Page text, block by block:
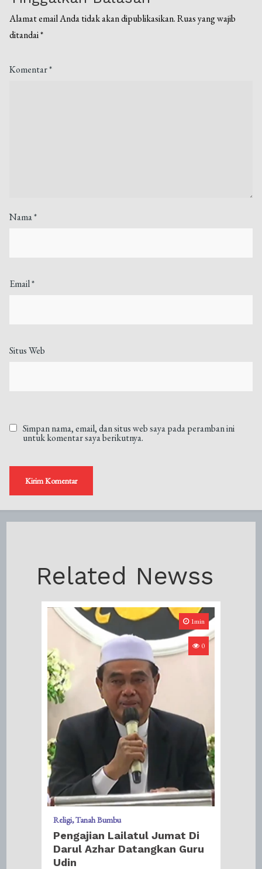
Alamat email Anda tidak akan dipublikasikan. Ruas yang wajib
ditandai*
Komentar*
Nama*
Email*
Situs Web
Simpan nama, email, dan situs web saya pada peramban ini
untuk komentar saya berikutnya.
Related Newss
1min
0
Religi Tanah Bumbu
Pengajian Lailatul Jumat Di
Darul Azhar Datangkan Guru
Udin